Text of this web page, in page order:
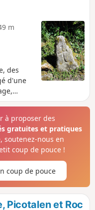
m
des
d'une
un
dans
périple
pour
sur
à proposer des
gratuites et pratiques
soutenez-nous en
coup de pouce !
coup de pouce
Picotalen et Roc